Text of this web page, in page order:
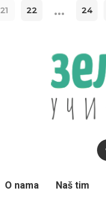
21 22 … 24
O nama Naš tim